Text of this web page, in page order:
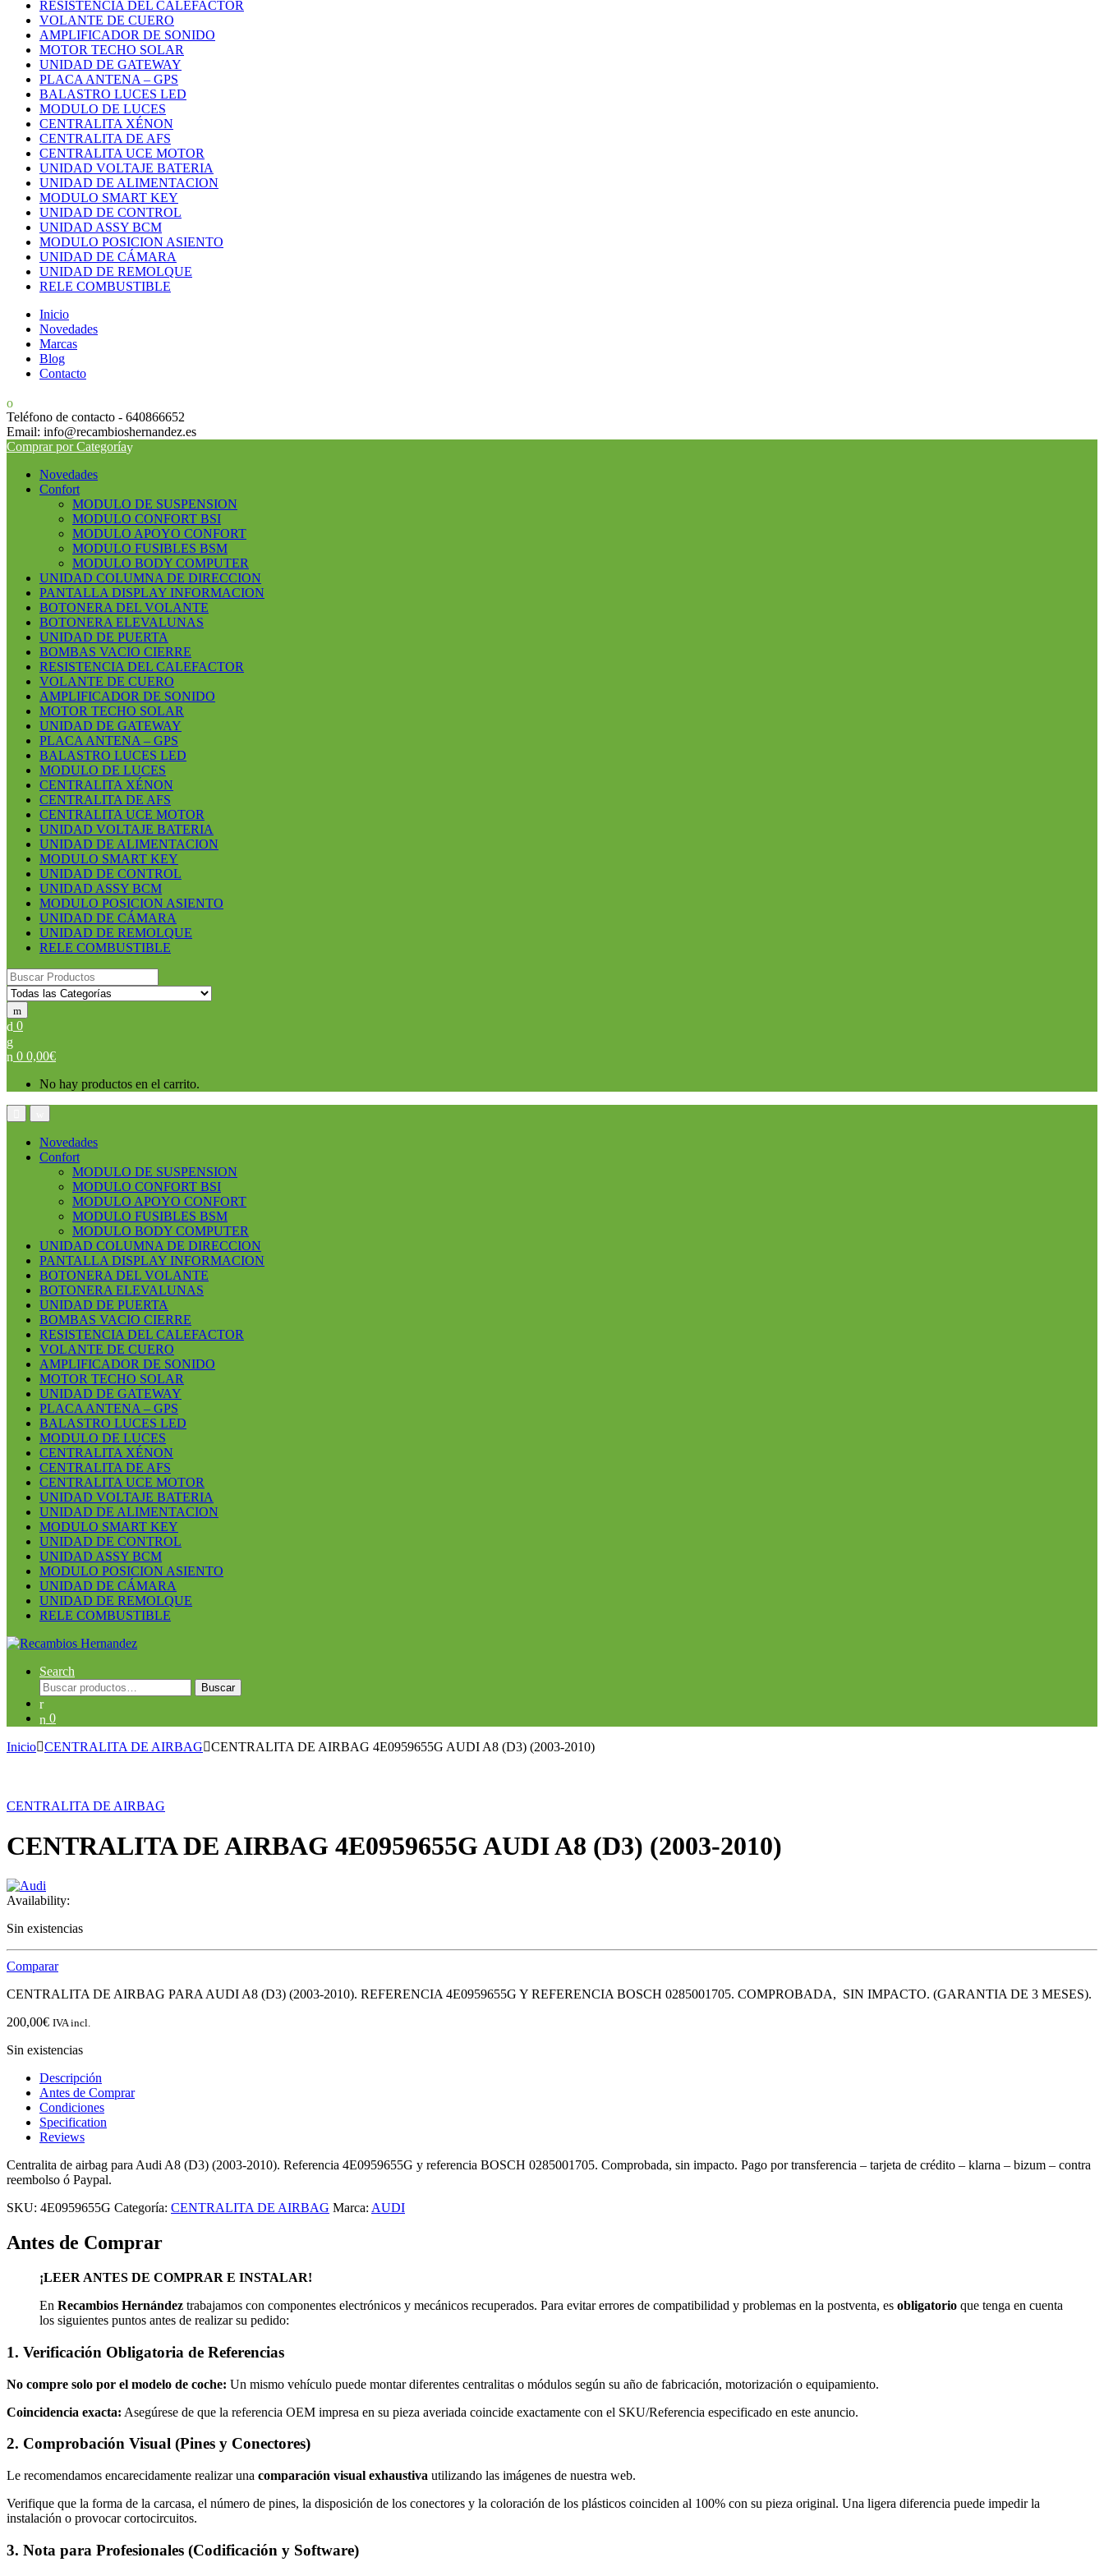
RESISTENCIA DEL CALEFACTOR
VOLANTE DE CUERO
AMPLIFICADOR DE SONIDO
MOTOR TECHO SOLAR
UNIDAD DE GATEWAY
PLACA ANTENA – GPS
BALASTRO LUCES LED
MODULO DE LUCES
CENTRALITA XÉNON
CENTRALITA DE AFS
CENTRALITA UCE MOTOR
UNIDAD VOLTAJE BATERIA
UNIDAD DE ALIMENTACION
MODULO SMART KEY
UNIDAD DE CONTROL
UNIDAD ASSY BCM
MODULO POSICION ASIENTO
UNIDAD DE CÁMARA
UNIDAD DE REMOLQUE
RELE COMBUSTIBLE
Inicio
Novedades
Marcas
Blog
Contacto
Teléfono de contacto - 640866652
Email: info@recambioshernandez.es
Comprar por Categoría
Novedades
Confort
MODULO DE SUSPENSION
MODULO CONFORT BSI
MODULO APOYO CONFORT
MODULO FUSIBLES BSM
MODULO BODY COMPUTER
UNIDAD COLUMNA DE DIRECCION
PANTALLA DISPLAY INFORMACION
BOTONERA DEL VOLANTE
BOTONERA ELEVALUNAS
UNIDAD DE PUERTA
BOMBAS VACIO CIERRE
RESISTENCIA DEL CALEFACTOR
VOLANTE DE CUERO
AMPLIFICADOR DE SONIDO
MOTOR TECHO SOLAR
UNIDAD DE GATEWAY
PLACA ANTENA – GPS
BALASTRO LUCES LED
MODULO DE LUCES
CENTRALITA XÉNON
CENTRALITA DE AFS
CENTRALITA UCE MOTOR
UNIDAD VOLTAJE BATERIA
UNIDAD DE ALIMENTACION
MODULO SMART KEY
UNIDAD DE CONTROL
UNIDAD ASSY BCM
MODULO POSICION ASIENTO
UNIDAD DE CÁMARA
UNIDAD DE REMOLQUE
RELE COMBUSTIBLE
Search for:
0
0 0,00€
No hay productos en el carrito.
Novedades
Confort
MODULO DE SUSPENSION
MODULO CONFORT BSI
MODULO APOYO CONFORT
MODULO FUSIBLES BSM
MODULO BODY COMPUTER
UNIDAD COLUMNA DE DIRECCION
PANTALLA DISPLAY INFORMACION
BOTONERA DEL VOLANTE
BOTONERA ELEVALUNAS
UNIDAD DE PUERTA
BOMBAS VACIO CIERRE
RESISTENCIA DEL CALEFACTOR
VOLANTE DE CUERO
AMPLIFICADOR DE SONIDO
MOTOR TECHO SOLAR
UNIDAD DE GATEWAY
PLACA ANTENA – GPS
BALASTRO LUCES LED
MODULO DE LUCES
CENTRALITA XÉNON
CENTRALITA DE AFS
CENTRALITA UCE MOTOR
UNIDAD VOLTAJE BATERIA
UNIDAD DE ALIMENTACION
MODULO SMART KEY
UNIDAD DE CONTROL
UNIDAD ASSY BCM
MODULO POSICION ASIENTO
UNIDAD DE CÁMARA
UNIDAD DE REMOLQUE
RELE COMBUSTIBLE
Search
Buscar
por:
Buscar
0
Inicio CENTRALITA DE AIRBAG CENTRALITA DE AIRBAG 4E0959655G AUDI A8 (D3) (2003-2010)
CENTRALITA DE AIRBAG
CENTRALITA DE AIRBAG 4E0959655G AUDI A8 (D3) (2003-2010)
Availability:
Sin existencias
Comparar
CENTRALITA DE AIRBAG PARA AUDI A8 (D3) (2003-2010). REFERENCIA 4E0959655G Y REFERENCIA BOSCH 0285001705. COMPROBADA, SIN IMPACTO. (GARANTIA DE 3 MESES).
200,00€ IVA incl.
Sin existencias
Descripción
Antes de Comprar
Condiciones
Specification
Reviews
Centralita de airbag para Audi A8 (D3) (2003-2010). Referencia 4E0959655G y referencia BOSCH 0285001705. Comprobada, sin impacto. Pago por transferencia – tarjeta de crédito – klarna – bizum – contra
reembolso ó Paypal.
SKU: 4E0959655G Categoría: CENTRALITA DE AIRBAG Marca: AUDI
Antes de Comprar
¡LEER ANTES DE COMPRAR E INSTALAR!
En Recambios Hernández trabajamos con componentes electrónicos y mecánicos recuperados. Para evitar errores de compatibilidad y problemas en la postventa, es obligatorio que tenga en cuenta
los siguientes puntos antes de realizar su pedido:
1. Verificación Obligatoria de Referencias
No compre solo por el modelo de coche: Un mismo vehículo puede montar diferentes centralitas o módulos según su año de fabricación, motorización o equipamiento.
Coincidencia exacta: Asegúrese de que la referencia OEM impresa en su pieza averiada coincide exactamente con el SKU/Referencia especificado en este anuncio.
2. Comprobación Visual (Pines y Conectores)
Le recomendamos encarecidamente realizar una comparación visual exhaustiva utilizando las imágenes de nuestra web.
Verifique que la forma de la carcasa, el número de pines, la disposición de los conectores y la coloración de los plásticos coinciden al 100% con su pieza original. Una ligera diferencia puede impedir la
instalación o provocar cortocircuitos.
3. Nota para Profesionales (Codificación y Software)